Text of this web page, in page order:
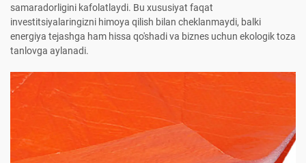
samaradorligini kafolatlaydi. Bu xususiyat faqat
investitsiyalaringizni himoya qilish bilan cheklanmaydi, balki
energiya tejashga ham hissa qo'shadi va biznes uchun ekologik toza
tanlovga aylanadi.